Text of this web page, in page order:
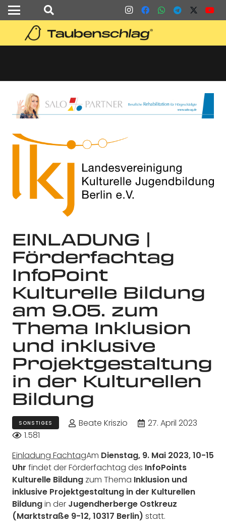
EINLADUNG |
Förderfachtag
InfoPoint
Kulturelle Bildung
am 9.05. zum
Thema Inklusion
und inklusive
Projektgestaltung
in der Kulturellen
Bildung
SONSTIGES Beate Kriszio
27. April 2023
1.581
Einladung FachtagAm Dienstag, 9. Mai 2023, 10-15
Uhr findet der Förderfachtag des InfoPoints
Kulturelle Bildung zum Thema Inklusion und
inklusive Projektgestaltung in der Kulturellen
Bildungin der Jugendherberge Ostkreuz
(Marktstraße 9-12, 10317 Berlin) statt.